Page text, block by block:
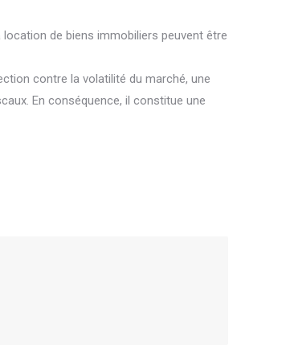
de biens immobiliers peuvent être
contre la volatilité du marché, une
En conséquence, il constitue une